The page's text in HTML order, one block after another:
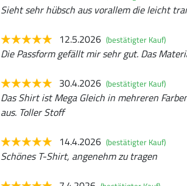
Sieht sehr hübsch aus vorallem die leicht
12.5.2026 (bestätigter Kauf)
Die Passform gefällt mir sehr gut. Das
30.4.2026 (bestätigter Kauf)
Das Shirt ist Mega Gleich in mehreren
aus. Toller Stoff
14.4.2026 (bestätigter Kauf)
Schönes T-Shirt, angenehm zu tragen